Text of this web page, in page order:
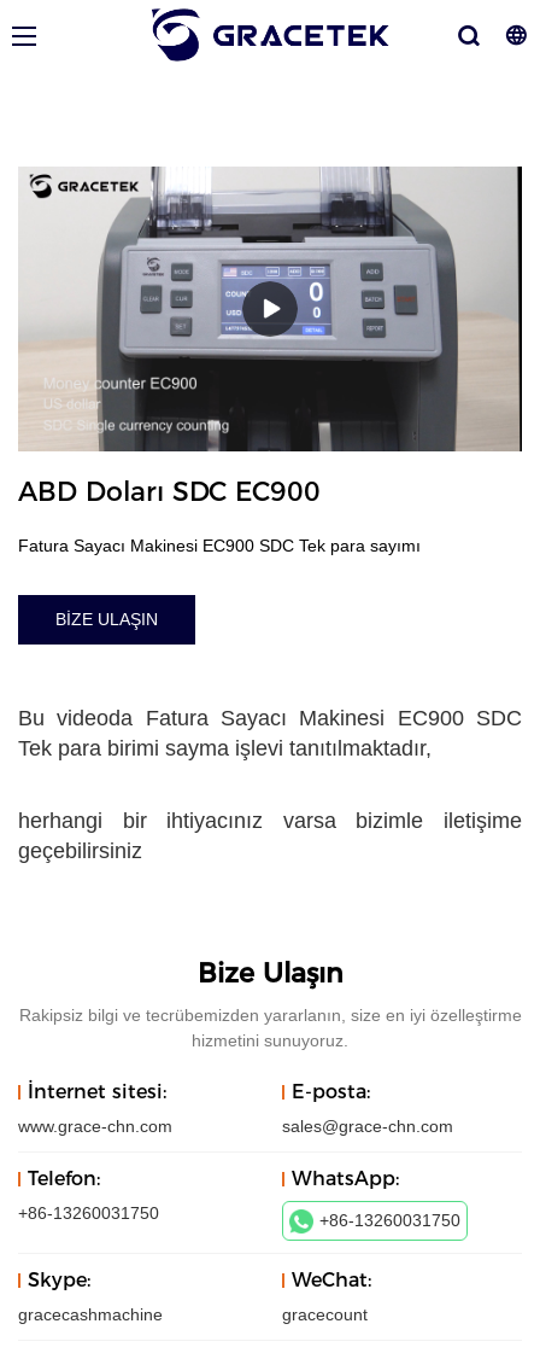
ABD Doları SDC EC900
Fatura Sayacı Makinesi EC900 SDC Tek para sayımı
BİZE ULAŞIN
Bu videoda Fatura Sayacı Makinesi EC900 SDC
Tek para birimi sayma işlevi tanıtılmaktadır,
herhangi bir ihtiyacınız varsa bizimle iletişime
geçebilirsiniz
Bize Ulaşın
Rakipsiz bilgi ve tecrübemizden yararlanın, size en iyi özelleştirme
hizmetini sunuyoruz.
İnternet sitesi:
www.grace-chn.com
E-posta:
sales@grace-chn.com
Telefon:
+86-13260031750
WhatsApp:
+86-13260031750
Skype:
gracecashmachine
WeChat:
gracecount